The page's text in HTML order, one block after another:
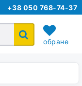
+38 050 768-74-37
обране